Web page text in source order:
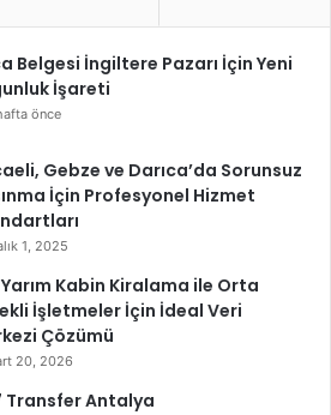
Belgesi İngiltere Pazarı İçin Yeni
İşareti
önce
Gebze ve Darıca’da Sorunsuz
İçin Profesyonel Hizmet
1, 2025
Yarım Kabin Kiralama ile Orta
İşletmeler İçin İdeal Veri
Çözümü
20, 2026
Transfer Antalya